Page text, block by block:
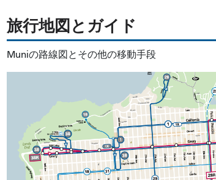
旅行地図とガイド
Muniの路線図とその他の移動手段